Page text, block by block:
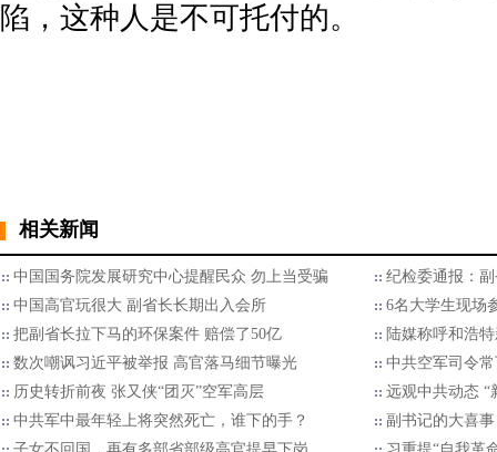
陷，这种人是不可托付的。
相关新闻
中国国务院发展研究中心提醒民众 勿上当受骗
纪检委通报：
中国高官玩很大 副省长长期出入会所
6名大学生现场
把副省长拉下马的环保案件 赔偿了50亿
陆媒称呼和浩
数次嘲讽习近平被举报 高官落马细节曝光
中共空军司令
历史转折前夜 张又侠“团灭”空军高层
远观中共动态 “
中共军中最年轻上将突然死亡，谁下的手？
副书记的大喜